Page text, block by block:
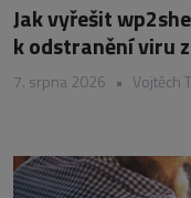
Jak vyřešit
k odstranění viru
7. srpna 2026 • Vojtěch